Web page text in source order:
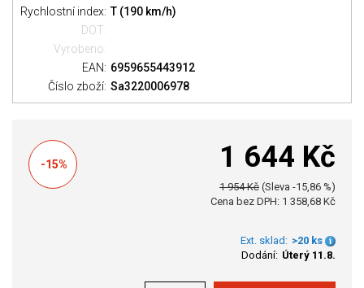
Rychlostní index: T (190 km/h)
DOT:
Vyrobeno:
EAN: 6959655443912
Číslo zboží: Sa3220006978
-15% 1 644 Kč
1 954 Kč (Sleva -15,86 %)
Cena bez DPH: 1 358,68 Kč
Ext. sklad: >20 ks
Dodání: Úterý 11.8.